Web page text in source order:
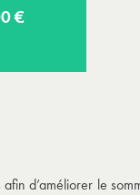
€
d’améliorer le